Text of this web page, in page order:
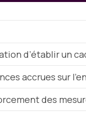
d’établir un
accrues sur
des